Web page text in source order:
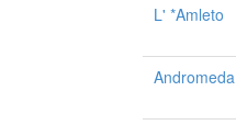
L' *Amleto
Andromeda